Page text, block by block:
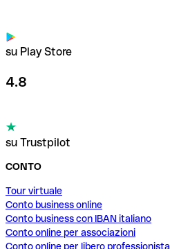
su Play Store
4.8
su Trustpilot
CONTO
Tour virtuale
Conto business online
Conto business con IBAN italiano
Conto online per associazioni
Conto online per libero professionista